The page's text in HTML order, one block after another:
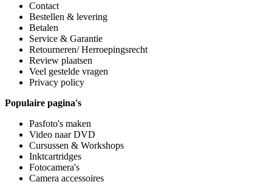
Contact
Bestellen & levering
Betalen
Service & Garantie
Retourneren/ Herroepingsrecht
Review plaatsen
Veel gestelde vragen
Privacy policy
Populaire pagina's
Pasfoto's maken
Video naar DVD
Cursussen & Workshops
Inktcartridges
Fotocamera's
Camera accessoires